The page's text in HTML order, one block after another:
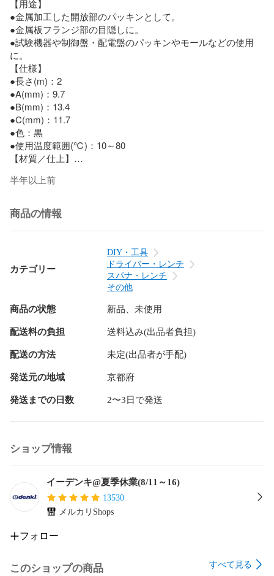
【用途】
●金属加工した開放部のパッキンとして。
●金属板フランジ部の目隠しに。
●試験機器や制御盤・配電盤のパッキンやモールなどの使用
に。
【仕様】
●長さ(m)：2
●A(mm)：9.7
●B(mm)：13.4
●C(mm)：11.7
●色：黒
●使用温度範囲(℃)：10～80
【材質／仕上】
●ポリプロピレン（PP）
日本
半年以上前
商品の情報
カテゴリー
DIY・工具
ドライバー・レンチ
スパナ・レンチ
その他
商品の状態 新品、未使用
配送料の負担 送料込み(出品者負担)
配送の方法 未定(出品者が手配)
発送元の地域 京都府
発送までの日数 2〜3日で発送
ショップ情報
イーデンキ@夏季休業(8/11～16)
13530
メルカリShops
フォロー
このショップの商品 すべて見る